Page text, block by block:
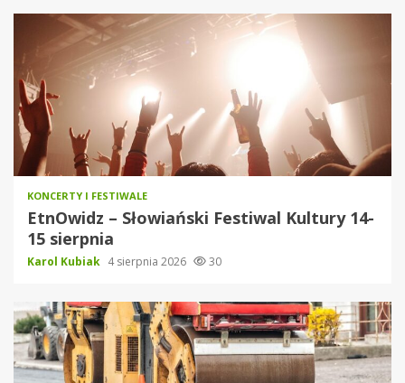
KONCERTY I FESTIWALE
EtnOwidz – Słowiański Festiwal Kultury 14-
15 sierpnia
Karol Kubiak 4 sierpnia 2026 30